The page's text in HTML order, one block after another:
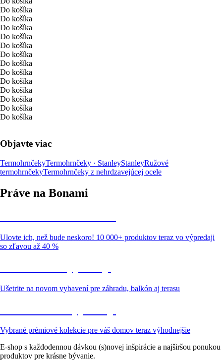
Do košíka
Do košíka
Do košíka
Do košíka
Do košíka
Do košíka
Do košíka
Do košíka
Do košíka
Do košíka
Do košíka
Do košíka
Do košíka
Objavte viac
TermohrnčekyTermohrnčeky · StanleyStanleyRužové
termohrnčekyTermohrnčeky z nehrdzavejúcej ocele
Práve na Bonami
Ulovte ich, než bude neskoro! 10 000+ produktov teraz vo výpredaji
so zľavou až 40 %
Ušetrite na novom vybavení pre záhradu, balkón aj terasu
Vybrané prémiové kolekcie pre váš domov teraz výhodnejšie
E-shop s každodennou dávkou (s)novej inšpirácie a najširšou ponukou
produktov pre krásne bývanie.